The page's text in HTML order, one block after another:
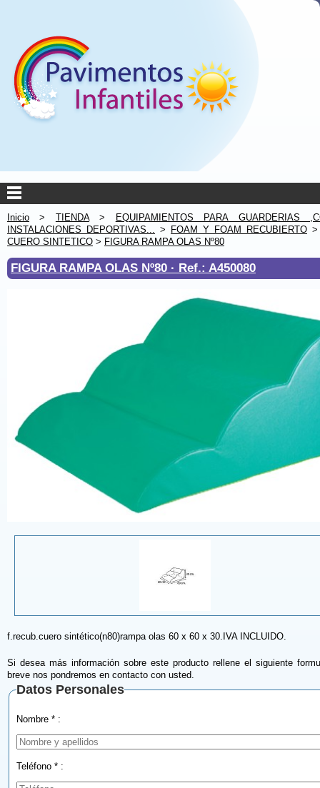
Inicio > TIENDA>
EQUIPAMIENTOS PARA GUARDERIAS
INSTALACIONES DEPORTIVAS... > FOAM Y FOAM RECUBIERTO
CUERO SINTETICO > FIGURA RAMPA OLAS Nº80
FIGURA RAMPA OLAS Nº80 · Ref.: A450080
f.recub.cuero sintético(n80)rampa olas 60 x 60 x 30.IVA INCLUIDO.
Si desea más información sobre este producto rellene el siguiente
breve nos pondremos en contacto con usted.
Datos Personales
Nombre * :
Teléfono * :